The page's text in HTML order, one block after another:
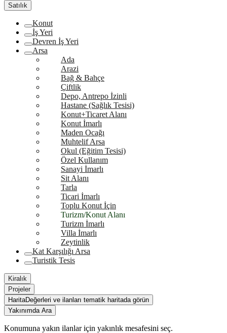
Satılık
Konut
İş Yeri
Devren İş Yeri
Arsa
Ada
Arazi
Bağ & Bahçe
Çiftlik
Depo, Antrepo İzinli
Hastane (Sağlık Tesisi)
Konut+Ticaret Alanı
Konut İmarlı
Maden Ocağı
Muhtelif Arsa
Okul (Eğitim Tesisi)
Özel Kullanım
Sanayi İmarlı
Sit Alanı
Tarla
Ticari İmarlı
Toplu Konut İçin
Turizm/Konut Alanı
Turizm İmarlı
Villa İmarlı
Zeytinlik
Kat Karşılığı Arsa
Turistik Tesis
Kiralık
Projeler
HaritaDeğerleri ve ilanları tematik haritada görün
Yakınımda Ara
Konumuna yakın ilanlar için yakınlık mesafesini seç.